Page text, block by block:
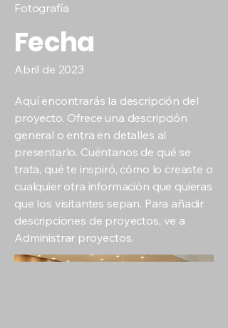
Fotografía
Fecha
Abril de 2023
Aquí encontrarás la descripción del
proyecto. Ofrece una descripción
general o entra en detalles al
presentarlo. Cuéntanos de qué se
trata, qué te inspiró, cómo lo creaste o
cualquier otra información que quieras
que los visitantes sepan. Para añadir
descripciones de proyectos, ve a
Administrar proyectos.